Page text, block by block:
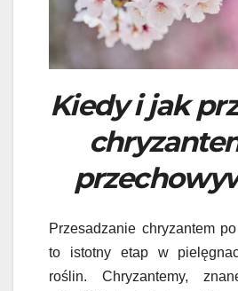
Kiedy i jak
Przesadzanie chryzantem
to istotny etap w
roślin. Chryzantemy,